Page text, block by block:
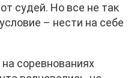
судей. Но все не так
– нести на себе
соревнованиях